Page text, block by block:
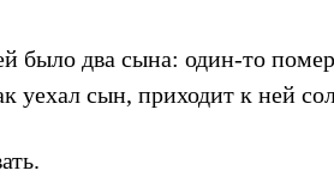
было два сына: один-то
уехал сын, приходит к ней